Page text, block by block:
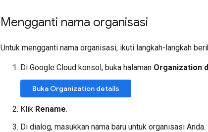
Mengganti nama organisasi
Untuk mengganti nama organisasi, ikuti langkah-langkah
Di Google Cloud konsol, buka halaman Organization
Buka Organization details
Klik Rename.
Di dialog, masukkan nama baru untuk organisasi